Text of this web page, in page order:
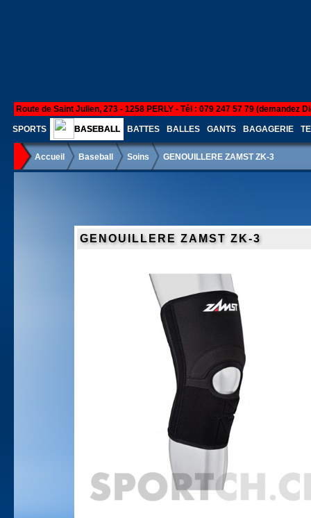
Route de Saint Julien, 273 - 1258 PERLY - Tél : 079 247 57 79 (demandez
SPORTS BASEBALL BATTES BALLES GANTS BAGAGERIE
Accueil Baseball Soins GENOUILLERE ZAMST ZK-3
GENOUILLERE ZAMST ZK-3